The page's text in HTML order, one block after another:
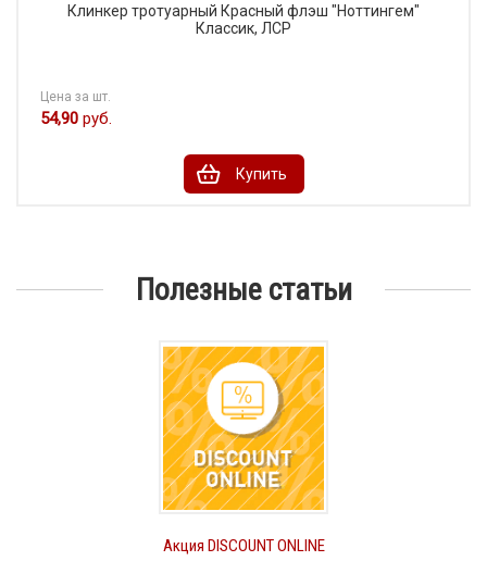
Клинкер тротуарный Красный флэш "Ноттингем"
Классик, ЛСР
Цена за шт.
54,90 руб.
Купить
Полезные статьи
Акция DISCOUNT ONLINE